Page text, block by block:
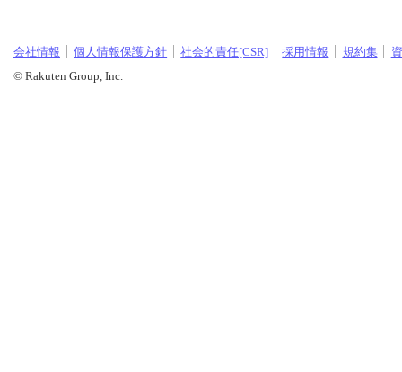
会社情報 個人情報保護方針 社会的責任[CSR] 採用情報 規約集
© Rakuten Group, Inc.